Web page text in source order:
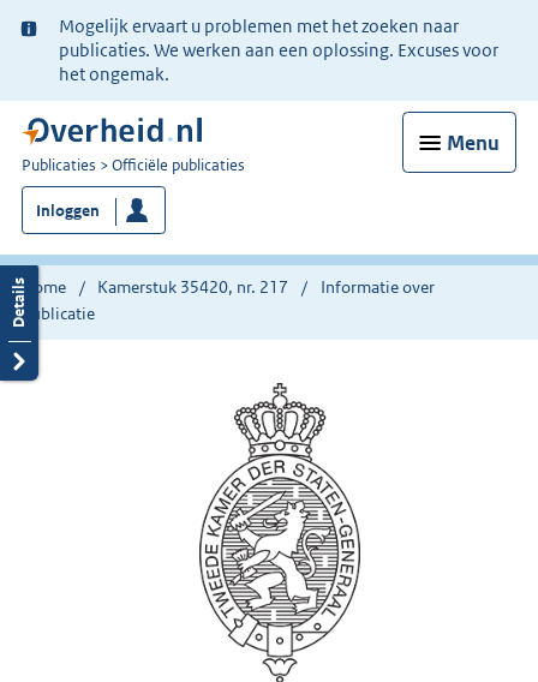
Ter
informatie:
Mogelijk ervaart u problemen met het zoeken naar
publicaties. We werken aan een oplossing. Excuses voor
het ongemak.
Menu
U
bent
nu
hier:
Publicaties Officiële publicaties
Inloggen
Home Kamerstuk 35420, nr. 217
Informatie over
publicatie